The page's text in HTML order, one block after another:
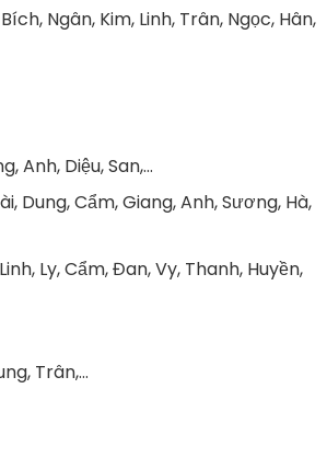
Ngân, Kim, Linh, Trân, Ngọc, Hân,
Anh, Diệu, San,…
Dung, Cẩm, Giang, Anh, Sương, Hà,
Ly, Cẩm, Đan, Vy, Thanh, Huyền,
Trân,…